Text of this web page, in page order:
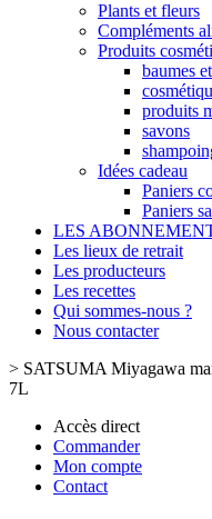
Plants et fleurs
Compléments
Produits
baumes
produits
savons
Idées cadeau
Paniers
Paniers
LES
Les lieux de retrait
Les producteurs
Les recettes
Qui sommes-nous ?
Nous contacter
> SATSUMA Miyagawa
7L
Accès direct
Commander
Mon compte
Contact